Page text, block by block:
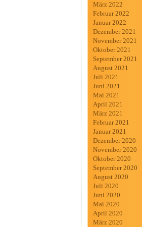
März 2022
Februar 2022
Januar 2022
Dezember 2021
November 2021
Oktober 2021
September 2021
August 2021
Juli 2021
Juni 2021
Mai 2021
April 2021
März 2021
Februar 2021
Januar 2021
Dezember 2020
November 2020
Oktober 2020
September 2020
August 2020
Juli 2020
Juni 2020
Mai 2020
April 2020
März 2020